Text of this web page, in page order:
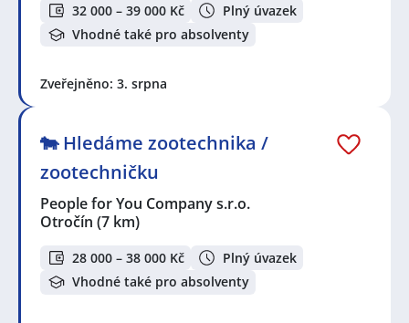
32 000 – 39 000 Kč
Plný úvazek
Vhodné také pro absolventy
Zveřejněno: 3. srpna
🐄 Hledáme zootechnika /
zootechničku
People for You Company s.r.o.
Otročín (7 km)
28 000 – 38 000 Kč
Plný úvazek
Vhodné také pro absolventy